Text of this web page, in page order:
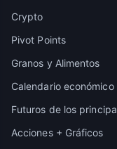
Crypto
Pivot Points
Granos y Alimentos
Calendario económico
Futuros de los
Acciones + Gráficos